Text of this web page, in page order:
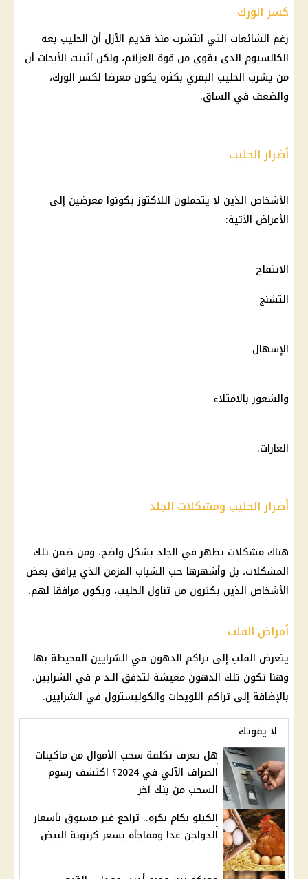
كسر الورك
رغم الشائعات التي انتشرت منذ قديم الأزل أن الحليب بعه
الكالسيوم الذي يقوي من قوة العزائم، ولكن أثبتت الأبحاث أن
من يشرب الحليب البقري بكثرة يكون معرضا لكسر الورك،
والضعف في الساق.
أضرار الحليب
الأشخاص الذين لا يتحملون اللاكتوز يكونوا معرضين إلى
الأعراض الآتية:
الانتفاخ
التشنج
الإسهال
والشعور بالامتلاء
الغازات.
أضرار الحليب ومشكلات الجلد
هناك مشكلات تظهر في الجلد بشكل واضح، ومن ضمن تلك
المشكلات، بل وأشهرها حب الشباب المزمن الذي يرافق بعض
الأشخاص الذين يكثرون من تناول الحليب، ويكون مرافقا لهم.
أمراض القلب
يتعرض القلب إلى تراكم الدهون في الشرايين المحيطة بها
وهنا تكون تلك الدهون معيشة لتدفق الـد م في الشرايين،
بالإضافة إلى تراكم اللويحات والكوليسترول في الشرايين.
لا يفوتك
هل تعرف تكلفة سحب الأموال من ماكينات
الصراف الآلي في 2024؟ اكتشف رسوم
السحب من بنك آخر
الكيلو بكام بكره.. تراجع غير مسبوق بأسعار
الدواجن غدا ومفاجأة بسعر كرتونة البيض